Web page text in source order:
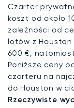
takich jak The
kulturalnych, w
dla
Dzięki
LunaJets jest
czarterowym,
stanowi
bezpieczeństwa
Czarter
koszt od około
zależności od
lotów z Houston
600 €,
Poniższe ceny
czarteru na
do Houston w
Rzeczywiste